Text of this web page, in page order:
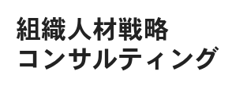
組織人材戦略
コンサルティング